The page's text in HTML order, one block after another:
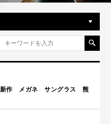
新作 メガネ サングラス 熊